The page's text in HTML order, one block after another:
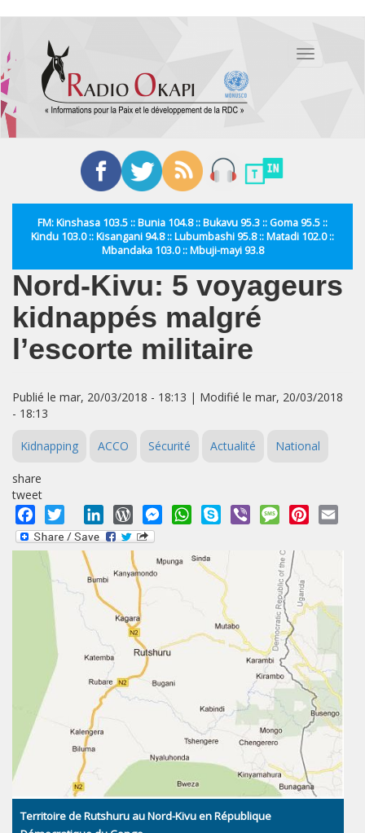
contenu
principal
Toggle
FM: Kinshasa 103.5 :: Bunia 104.8 :: Bukavu 95.3 :: Goma 95.5 ::
Kindu 103.0 :: Kisangani 94.8 :: Lubumbashi 95.8 :: Matadi 102.0 ::
Mbandaka 103.0 :: Mbuji-mayi 93.8
Nord-Kivu: 5 voyageurs
kidnappés malgré
l’escorte militaire
Publié le mar, 20/03/2018 - 18:13 | Modifié le mar, 20/03/2018
- 18:13
Kidnapping ACCO Sécurité Actualité National
share
tweet
Facebook
Twitter LinkedInWordPressMessengerWhatsApp
Skype Viber MessagePinterest
Territoire de Rutshuru au Nord-Kivu en République